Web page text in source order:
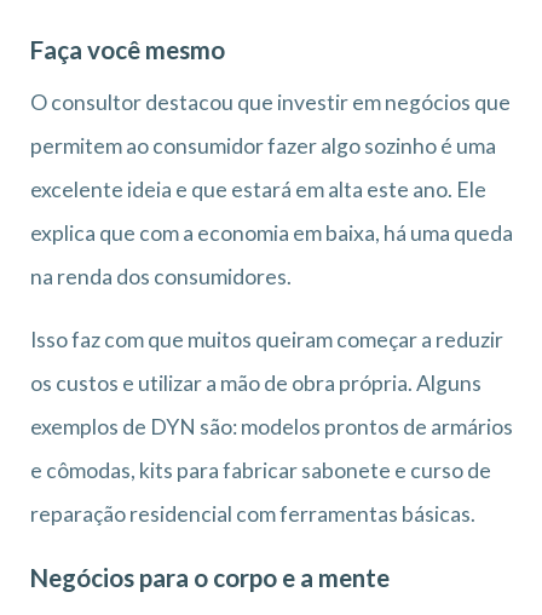
Faça você mesmo
O consultor destacou que investir em negócios que
permitem ao consumidor fazer algo sozinho é uma
excelente ideia e que estará em alta este ano. Ele
explica que com a economia em baixa, há uma queda
na renda dos consumidores.
Isso faz com que muitos queiram começar a reduzir
os custos e utilizar a mão de obra própria. Alguns
exemplos de DYN são: modelos prontos de armários
e cômodas, kits para fabricar sabonete e curso de
reparação residencial com ferramentas básicas.
Negócios para o corpo e a mente